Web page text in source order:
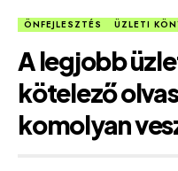
ÖNFEJLESZTÉS ÜZLETI
A legjobb
kötelező
komolyan